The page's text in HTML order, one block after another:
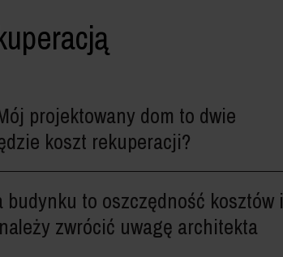
projektowany dom to dwie
koszt rekuperacji?
to oszczędność kosztów i
zwrócić uwagę architekta